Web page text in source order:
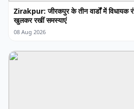
Zirakpur: जीरकपुर के तीन वार्डों में विधायक
खुलकर रखीं समस्याएं
08 Aug 2026